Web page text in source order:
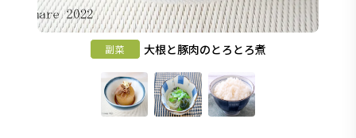
副菜 大根と豚肉のとろとろ煮